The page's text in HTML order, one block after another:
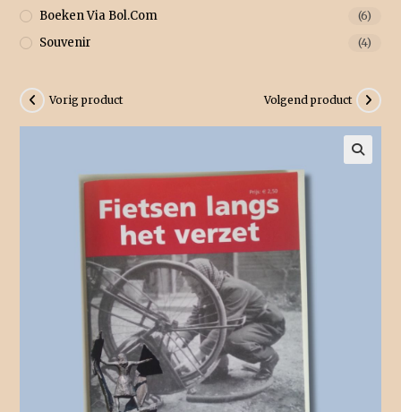
Vorig product Volgend product
Boeken Via Bol.com (6)
Souvenir (4)